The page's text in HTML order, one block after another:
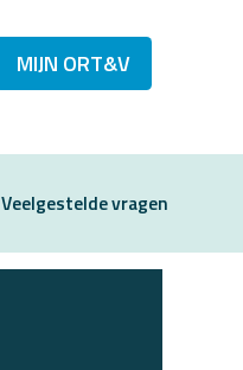
MIJN ORT&V
Veelgestelde vragen